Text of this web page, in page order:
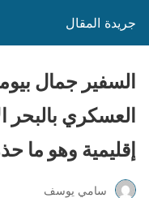
جريدة المقال
السفير جمال
العسكري بالبحر
إقليمية وهو ما
سامي يوسف